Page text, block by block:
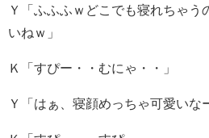
Ｙ「ふふふｗどこでも寝れちゃう
いねｗ」
Ｋ「すぴー・・むにゃ・・」
Ｙ「はぁ、寝顔めっちゃ可愛いな